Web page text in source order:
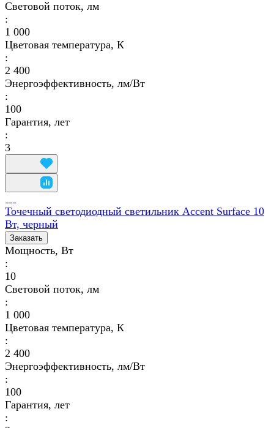
Световой поток, лм
:
1 000
Цветовая температура, К
:
2 400
Энергоэффективность, лм/Вт
:
100
Гарантия, лет
:
3
Точечный светодиодный светильник Accent Surface 10
Вт, черный
Заказать
Мощность, Вт
:
10
Световой поток, лм
:
1 000
Цветовая температура, К
:
2 400
Энергоэффективность, лм/Вт
:
100
Гарантия, лет
: